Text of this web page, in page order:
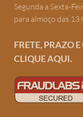
Segunda a Sexta-
para almoço das
FRETE, PRAZO
CLIQUE AQUI.